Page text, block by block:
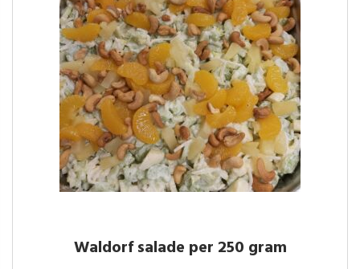
Waldorf salade per 250 gram